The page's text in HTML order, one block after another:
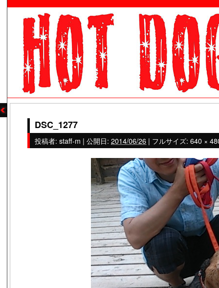
DSC_1277
投稿者: staff-m | 公開日: 2014/06/26 | フルサイズ: 640 ×